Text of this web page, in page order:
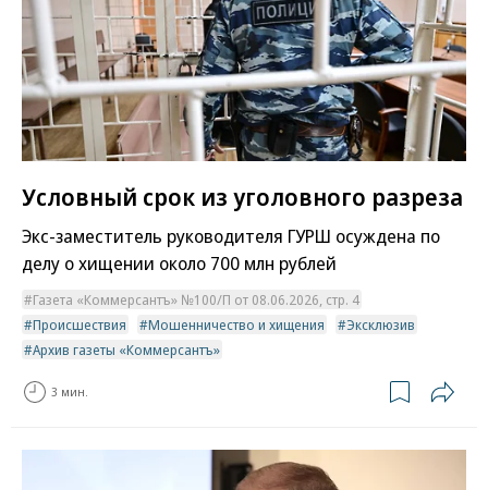
Условный срок из уголовного разреза
Экс-заместитель руководителя ГУРШ осуждена по
делу о хищении около 700 млн рублей
Газета «Коммерсантъ» №100/П от 08.06.2026, стр. 4
Происшествия
Мошенничество и хищения
Эксклюзив
Архив газеты «Коммерсантъ»
3 мин.